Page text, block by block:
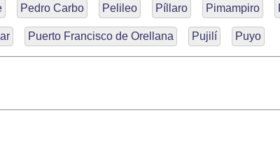
Pedro Carbo Pelileo Píllaro Pimampiro
Puerto Francisco de Orellana Pujilí Puyo